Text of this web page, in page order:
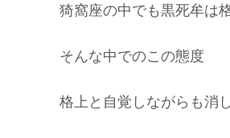
猗窩座の中でも黒死牟は
そんな中でのこの態度
格上と自覚しながらも消